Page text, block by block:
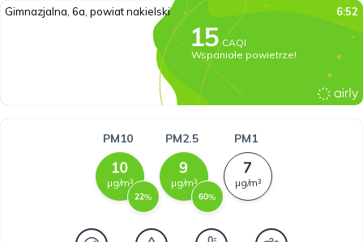
Gimnazjalna, 6a, powiat nakielski 6:52
CAQI
Wspaniałe powietrze!
PM10
µg/m³
%
PM2.5
µg/m³
%
PM1
µg/m³